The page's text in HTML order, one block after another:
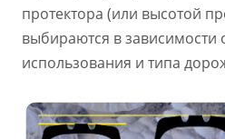
протектора (или высотой
выбираются в зависимости
использования и типа